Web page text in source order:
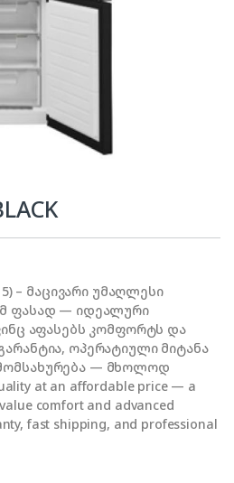
– მაცივარი უმაღლესი
ფასად — იდეალური
აფასებს კომფორტს და
ოპერატიული მიტანა
— მხოლოდ
at an affordable price — a
comfort and advanced
fast shipping, and professional